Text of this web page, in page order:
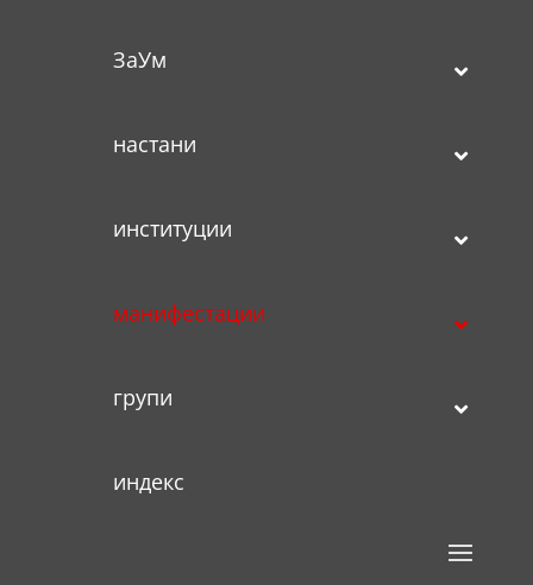
ЗаУм
настани
институции
манифестации
групи
индекс